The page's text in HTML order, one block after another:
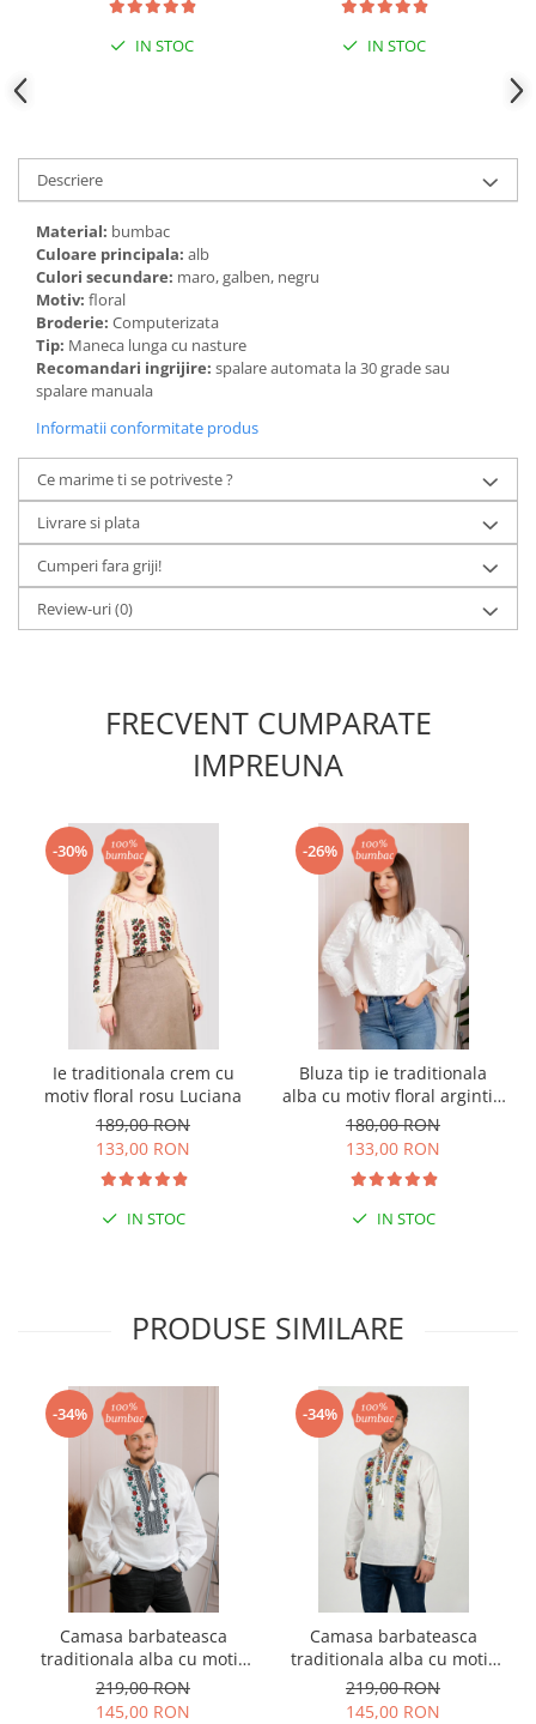
IN STOC IN STOC
Descriere
Material: bumbac
Culoare principala: alb
Culori secundare: maro, galben, negru
Motiv: floral
Broderie: Computerizata
Tip: Maneca lunga cu nasture
Recomandari ingrijire: spalare automata la 30 grade sau
spalare manuala
Informatii conformitate produs
Ce marime ti se potriveste ?
Livrare si plata
Cumperi fara griji!
Review-uri(0)
FRECVENT CUMPARATE
IMPREUNA
-30%
Ie traditionala crem cu
motiv floral rosu Luciana
189,00 RON
133,00 RON
IN STOC
-26%
Bluza tip ie traditionala
alba cu motiv floral argintiu
Angelica 02
180,00 RON
133,00 RON
IN STOC
PRODUSE SIMILARE
-34%
Camasa barbateasca
traditionala alba cu motiv
floral rosu Denis
219,00 RON
145,00 RON
-34%
Camasa barbateasca
traditionala alba cu motiv
floral multicolor Sergiu
219,00 RON
145,00 RON